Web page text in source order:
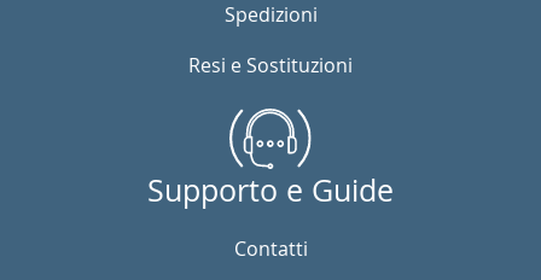
Spedizioni
Resi e Sostituzioni
Supporto e Guide
Contatti